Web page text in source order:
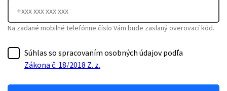
Na zadané mobilné telefónne číslo Vám bude zaslaný overovací kód.
Súhlas so spracovaním osobných údajov podľa
Zákona č. 18/2018 Z. z.